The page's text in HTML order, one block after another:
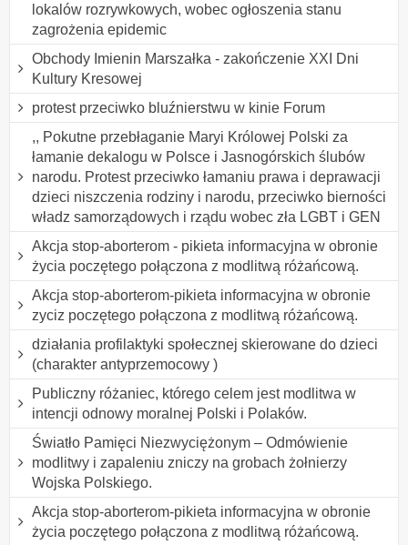
lokalów rozrywkowych, wobec ogłoszenia stanu
zagrożenia epidemic
Obchody Imienin Marszałka - zakończenie XXI Dni
Kultury Kresowej
protest przeciwko bluźnierstwu w kinie Forum
,, Pokutne przebłaganie Maryi Królowej Polski za
łamanie dekalogu w Polsce i Jasnogórskich ślubów
narodu. Protest przeciwko łamaniu prawa i deprawacji
dzieci niszczenia rodziny i narodu, przeciwko bierności
władz samorządowych i rządu wobec zła LGBT i GEN
Akcja stop-aborterom - pikieta informacyjna w obronie
życia poczętego połączona z modlitwą różańcową.
Akcja stop-aborterom-pikieta informacyjna w obronie
zyciz poczętego połączona z modlitwą różańcową.
działania profilaktyki społecznej skierowane do dzieci
(charakter antyprzemocowy )
Publiczny różaniec, którego celem jest modlitwa w
intencji odnowy moralnej Polski i Polaków.
Światło Pamięci Niezwyciężonym – Odmówienie
modlitwy i zapaleniu zniczy na grobach żołnierzy
Wojska Polskiego.
Akcja stop-aborterom-pikieta informacyjna w obronie
życia poczętego połączona z modlitwą różańcową.